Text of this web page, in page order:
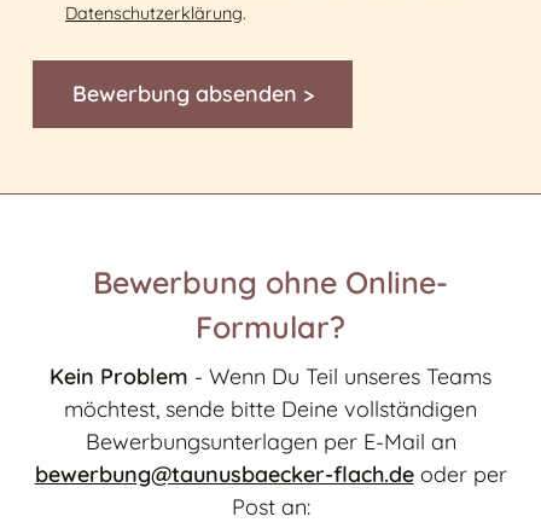
Datenschutzerklärung.
Bewerbung absenden >
Bewerbung ohne Online-
Formular?
Kein Problem - Wenn Du Teil unseres Teams
möchtest, sende bitte Deine vollständigen
Bewerbungsunterlagen per E-Mail an
bewerbung@taunusbaecker-flach.deoder per
Post an: